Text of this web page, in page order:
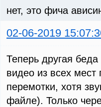
нет, это фича
02-06-2019
Теперь другая
видео из всех мест
перемотки, хотя
файле). Только